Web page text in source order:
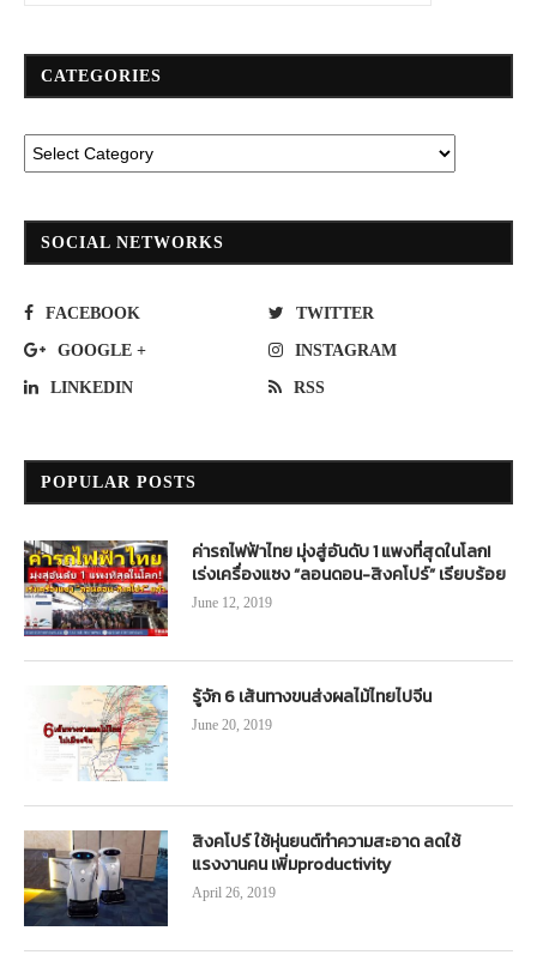
CATEGORIES
SOCIAL NETWORKS
FACEBOOK TWITTER
GOOGLE + INSTAGRAM
LINKEDIN RSS
POPULAR POSTS
ค่ารถไฟฟ้าไทย มุ่งสู่อันดับ 1 แพงที่สุดในโลก!
เร่งเครื่องแซง “ลอนดอน-สิงคโปร์” เรียบร้อย
June 12, 2019
รู้จัก 6 เส้นทางขนส่งผลไม้ไทยไปจีน
June 20, 2019
สิงคโปร์ ใช้หุ่นยนต์ทำความสะอาด ลดใช้
แรงงานคน เพิ่มproductivity
April 26, 2019